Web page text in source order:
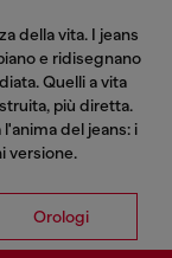
della vita. I jeans
e ridisegnano
Quelli a vita
più diretta.
del jeans: i
versione.
Orologi